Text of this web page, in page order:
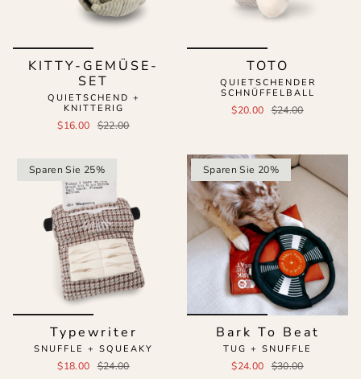
KITTY-GEMÜSE-
SET
QUIETSCHEND +
KNITTERIG
$16.00 $22.00
TOTO
QUIETSCHENDER
SCHNÜFFELBALL
$20.00 $24.00
Sparen Sie 25%
Typewriter
SNUFFLE + SQUEAKY
$18.00 $24.00
Sparen Sie 20%
Bark To Beat
TUG + SNUFFLE
$24.00 $30.00